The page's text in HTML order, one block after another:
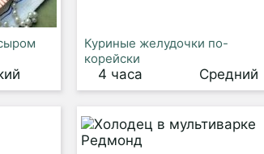
Куриные желудочки по-
корейски
4 часа Средний